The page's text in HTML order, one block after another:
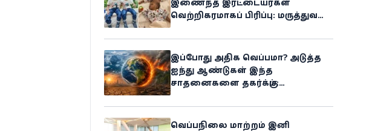
இணைந்த இரட்டையர்கள்
வெற்றிகரமாகப் பிரிப்பு: மருத்துவ
உலகில் புதிய சாதனை
இப்போது அதிக வெப்பமா? அடுத்த
ஐந்து ஆண்டுகள் இந்த
சாதனைகளை தகர்க்கும்:
அதிர்ச்சியளிக்கும் ஐ.நா.வின்
எச்சரிக்கை
வெப்பநிலை மாற்றம் இனி